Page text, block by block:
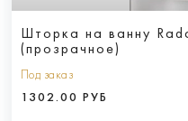
Шторка на ванну
(прозрачное)
Под заказ
1302.00 РУБ